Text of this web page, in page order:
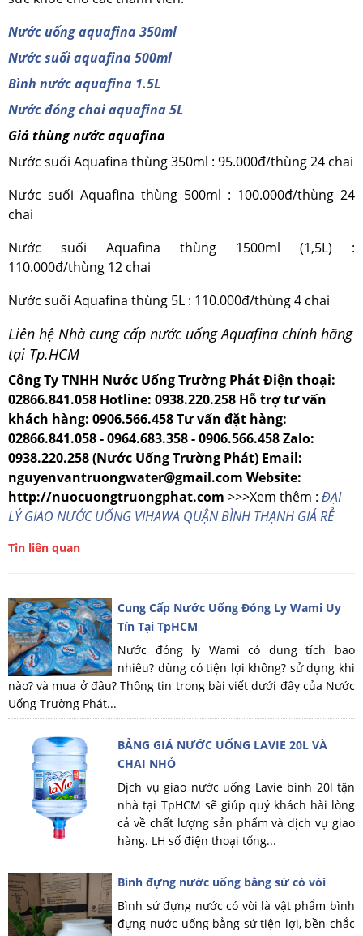
Nước uống aquafina 350ml
Nước suối aquafina 500ml
Bình nước aquafina 1.5L
Nước đóng chai aquafina 5L
Giá thùng nước aquafina
Nước suối Aquafina thùng 350ml : 95.000đ/thùng 24 chai
Nước suối Aquafina thùng 500ml : 100.000đ/thùng 24
chai
Nước suối Aquafina thùng 1500ml (1,5L) :
110.000đ/thùng 12 chai
Nước suối Aquafina thùng 5L : 110.000đ/thùng 4 chai
Liên hệ Nhà cung cấp nước uống Aquafina chính hãng
tại Tp.HCM
Công Ty TNHH Nước Uống Trường PhátĐiện thoại:
02866.841.058 Hotline: 0938.220.258 Hỗ trợ tư vấn
khách hàng: 0906.566.458Tư vấn đặt hàng:
02866.841.058 - 0964.683.358 - 0906.566.458Zalo:
0938.220.258 (Nước Uống Trường Phát) Email:
nguyenvantruongwater@gmail.com Website:
http://nuocuongtruongphat.com >>>Xem thêm : ĐẠI
LÝ GIAO NƯỚC UỐNG VIHAWA QUẬN BÌNH THẠNH GIÁ RẺ
Tin liên quan
Cung Cấp Nước Uống Đóng Ly Wami Uy
Tín Tại TpHCM
Nước đóng ly Wami có dung tích bao
nhiêu? dùng có tiện lợi không? sử dụng khi
nào? và mua ở đâu? Thông tin trong bài viết dưới đây của Nước
Uống Trường Phát...
BẢNG GIÁ NƯỚC UỐNG LAVIE 20L VÀ
CHAI NHỎ
Dịch vụ giao nước uống Lavie bình 20l tận
nhà tại TpHCM sẽ giúp quý khách hài lòng
cả về chất lượng sản phẩm và dịch vụ giao
hàng. LH số điện thoại tổng...
Bình đựng nước uống bằng sứ có vòi
Bình sứ đựng nước có vòi là vật phẩm bình
đựng nước uống bằng sứ tiện lợi, bền chắc